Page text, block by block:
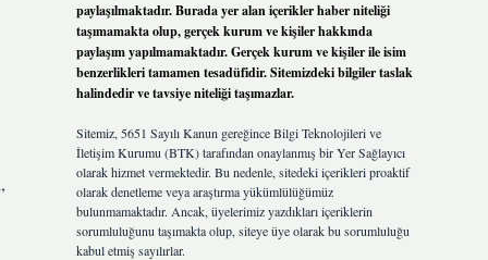
paylaşılmaktadır. Burada yer alan içerikler haber niteliği
taşımamakta olup, gerçek kurum ve kişiler hakkında
paylaşım yapılmamaktadır. Gerçek kurum ve kişiler ile isim
benzerlikleri tamamen tesadüfidir. Sitemizdeki bilgiler taslak
halindedir ve tavsiye niteliği taşımazlar.
Sitemiz, 5651 Sayılı Kanun gereğince Bilgi Teknolojileri ve
İletişim Kurumu (BTK) tarafından onaylanmış bir Yer Sağlayıcı
olarak hizmet vermektedir. Bu nedenle, sitedeki içerikleri proaktif
olarak denetleme veya araştırma yükümlülüğümüz
bulunmamaktadır. Ancak, üyelerimiz yazdıkları içeriklerin
sorumluluğunu taşımakta olup, siteye üye olarak bu sorumluluğu
kabul etmiş sayılırlar.